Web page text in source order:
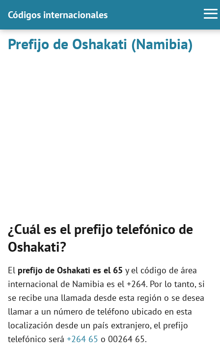
Códigos internacionales
Prefijo de Oshakati (Namibia)
¿Cuál es el prefijo telefónico de
Oshakati?
El prefijo de Oshakati es el 65 y el código de área
internacional de Namibia es el +264. Por lo tanto, si
se recibe una llamada desde esta región o se desea
llamar a un número de teléfono ubicado en esta
localización desde un país extranjero, el prefijo
telefónico será +264 65 o 00264 65.